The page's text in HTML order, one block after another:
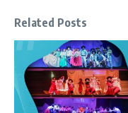
Related Posts